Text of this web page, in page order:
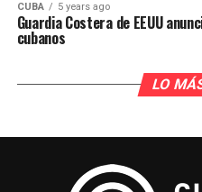
CUBA 5 years ago
Guardia Costera de EEUU
cubanos
LO